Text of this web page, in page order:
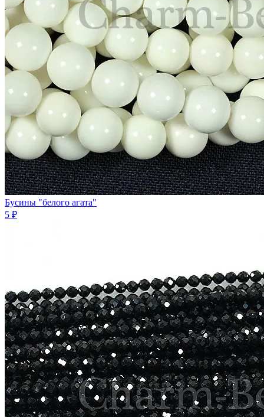
Бусины "белого агата"
5 ₽